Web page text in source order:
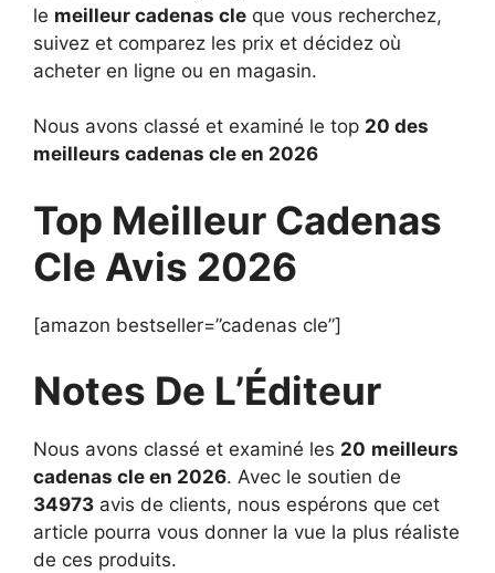
le meilleur cadenas cle que vous recherchez,
suivez et comparez les prix et décidez où
acheter en ligne ou en magasin.
Nous avons classé et examiné le top 20 des
meilleurs cadenas cle en 2026
Top Meilleur Cadenas
Cle Avis 2026
[amazon bestseller=”cadenas cle”]
Notes De L’Éditeur
Nous avons classé et examiné les 20 meilleurs
cadenas cle en 2026. Avec le soutien de
34973 avis de clients, nous espérons que cet
article pourra vous donner la vue la plus réaliste
de ces produits.